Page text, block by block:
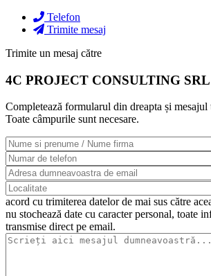
Telefon
Trimite mesaj
Trimite un mesaj către
4C PROJECT CONSULTING SRL
Completează formularul din dreapta și
Toate câmpurile sunt necesare.
acord cu trimiterea datelor de mai sus către
nu stochează date cu caracter personal, toate
transmise direct pe email.